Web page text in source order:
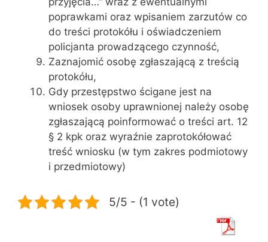
poprawkami oraz wpisaniem zarzutów co
do treści protokółu i oświadczeniem
policjanta prowadzącego czynność,
Zaznajomić osobę zgłaszającą z treścią
protokółu,
Gdy przestępstwo ścigane jest na
wniosek osoby uprawnionej należy osobę
zgłaszającą poinformować o treści art. 12
§ 2 kpk oraz wyraźnie zaprotokółować
treść wniosku (w tym zakres podmiotowy
i przedmiotowy)
5/5 - (1 vote)